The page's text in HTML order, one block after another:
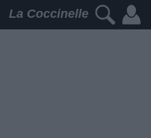
La Coccinelle